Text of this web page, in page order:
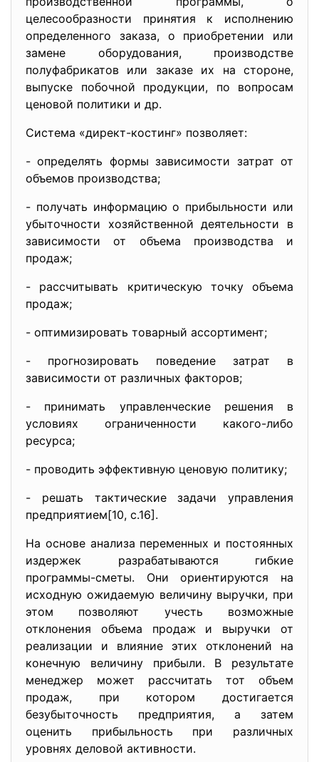
целесообразности принятия к исполнению
определенного заказа, о приобретении или
замене оборудования, производстве
полуфабрикатов или заказе их на стороне,
выпуске побочной продукции, по вопросам
ценовой политики и др.
Система «директ-костинг» позволяет:
- определять формы зависимости затрат от
объемов производства;
- получать информацию о прибыльности или
убыточности хозяйственной деятельности в
зависимости от объема производства и
продаж;
- рассчитывать критическую точку объема
продаж;
- оптимизировать товарный ассортимент;
- прогнозировать поведение затрат в
зависимости от различных факторов;
- принимать управленческие решения в
условиях ограниченности какого-либо
ресурса;
- проводить эффективную ценовую политику;
- решать тактические задачи управления
предприятием[10, с.16].
На основе анализа переменных и постоянных
издержек разрабатываются гибкие
программы-сметы. Они ориентируются на
исходную ожидаемую величину выручки, при
этом позволяют учесть возможные
отклонения объема продаж и выручки от
реализации и влияние этих отклонений на
конечную величину прибыли. В результате
менеджер может рассчитать тот объем
продаж, при котором достигается
безубыточность предприятия, а затем
оценить прибыльность при различных
уровнях деловой активности.